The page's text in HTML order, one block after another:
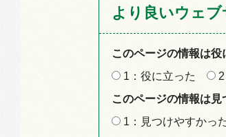
より良いウェ
このページの情報は役
1：役に立った
このページの情報は見
1：見つけやすかっ